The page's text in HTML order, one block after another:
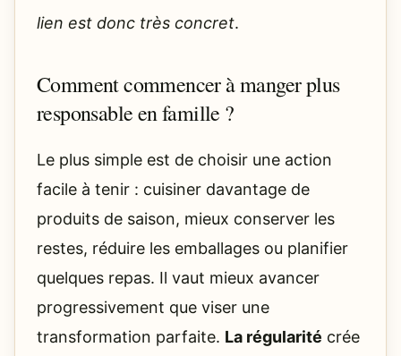
lien est donc très concret.
Comment commencer à manger plus
responsable en famille ?
Le plus simple est de choisir une action
facile à tenir : cuisiner davantage de
produits de saison, mieux conserver les
restes, réduire les emballages ou planifier
quelques repas. Il vaut mieux avancer
progressivement que viser une
transformation parfaite. La régularité crée